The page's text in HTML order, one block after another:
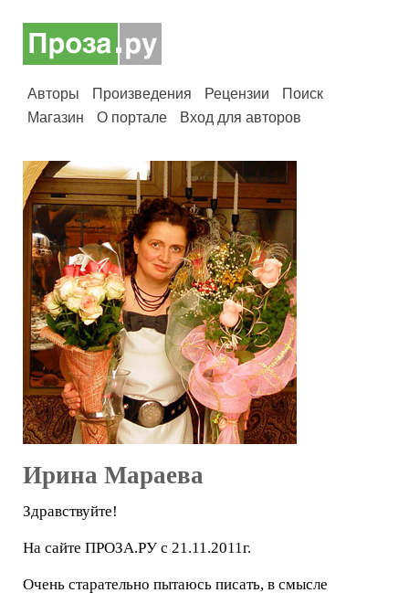
Авторы Произведения Рецензии
Поиск
Магазин
О портале Вход для авторов
Ирина Мараева
Здравствуйте!
На сайте ПРОЗА.РУ с 21.11.2011г.
Очень старательно пытаюсь писать, в смысле